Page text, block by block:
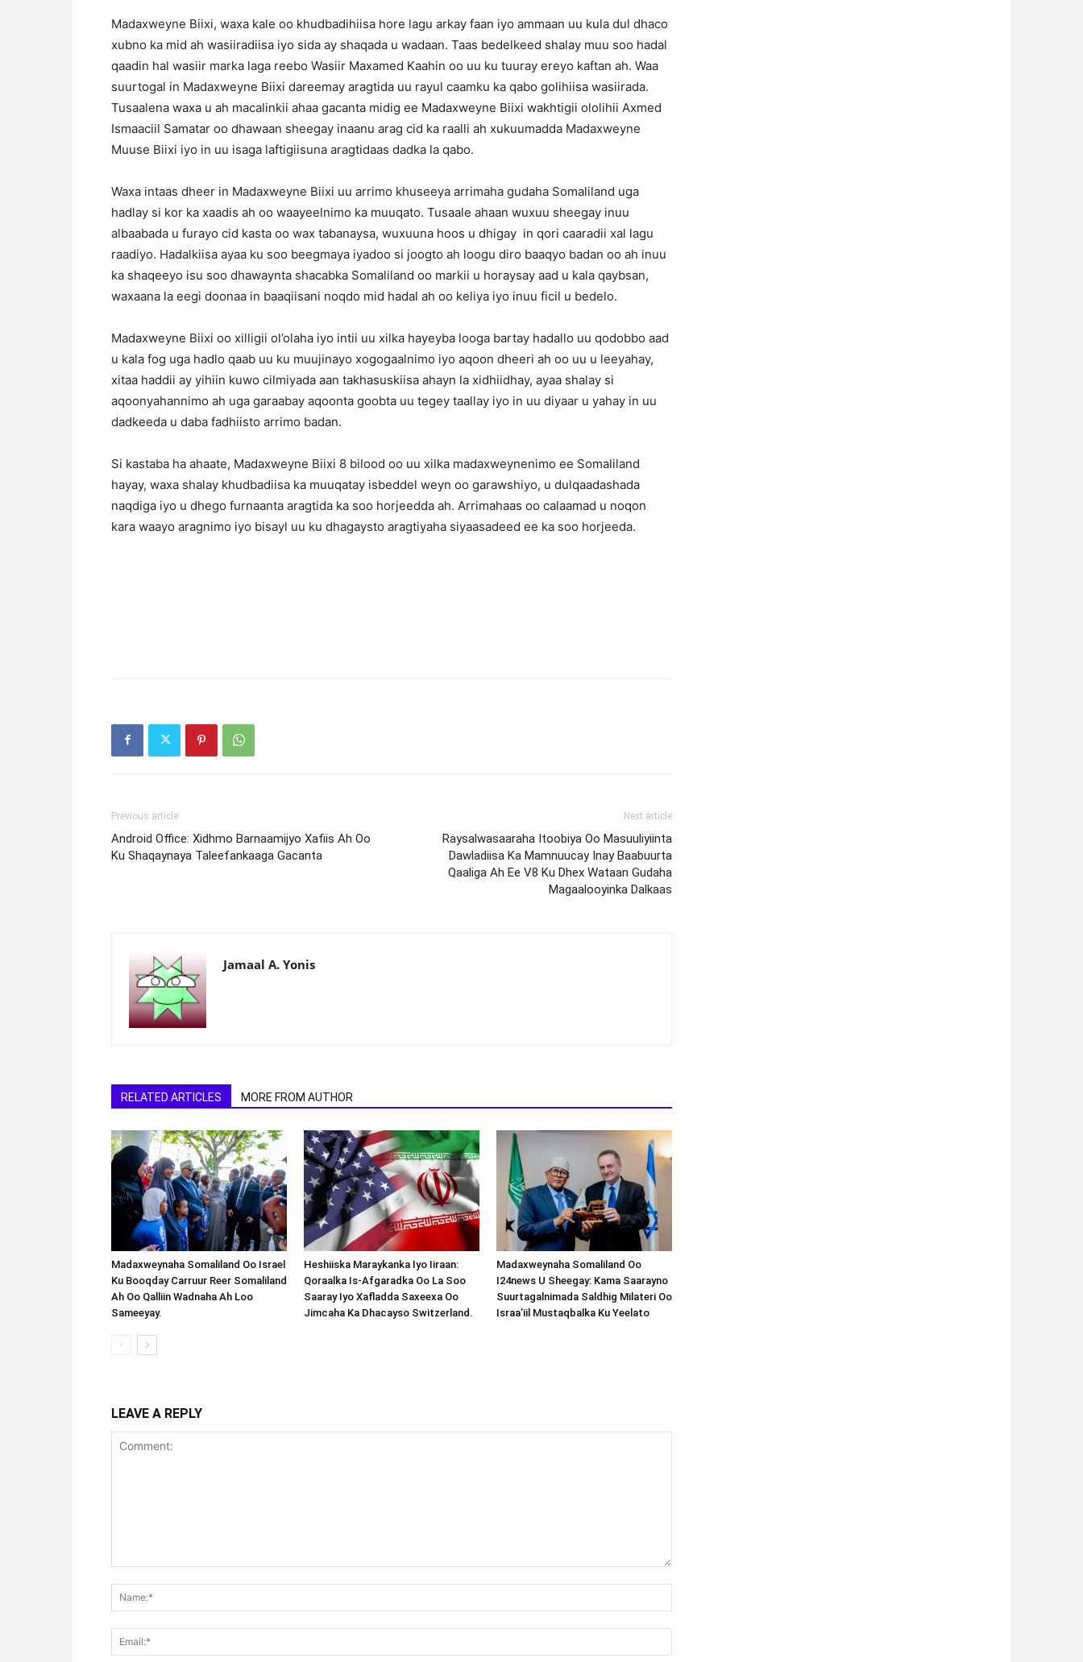
Madaxweyne Biixi, waxa kale oo khudbadihiisa hore lagu arkay faan iyo ammaan uu kula dul dhaco
xubno ka mid ah wasiiradiisa iyo sida ay shaqada u wadaan. Taas bedelkeed shalay muu soo hadal
qaadin hal wasiir marka laga reebo Wasiir Maxamed Kaahin oo uu ku tuuray ereyo kaftan ah. Waa
suurtogal in Madaxweyne Biixi dareemay aragtida uu rayul caamku ka qabo golihiisa wasiirada.
Tusaalena waxa u ah macalinkii ahaa gacanta midig ee Madaxweyne Biixi wakhtigii ololihii Axmed
Ismaaciil Samatar oo dhawaan sheegay inaanu arag cid ka raalli ah xukuumadda Madaxweyne
Muuse Biixi iyo in uu isaga laftigiisuna aragtidaas dadka la qabo.
Waxa intaas dheer in Madaxweyne Biixi uu arrimo khuseeya arrimaha gudaha Somaliland uga
hadlay si kor ka xaadis ah oo waayeelnimo ka muuqato. Tusaale ahaan wuxuu sheegay inuu
albaabada u furayo cid kasta oo wax tabanaysa, wuxuuna hoos u dhigay in qori caaradii xal lagu
raadiyo. Hadalkiisa ayaa ku soo beegmaya iyadoo si joogto ah loogu diro baaqyo badan oo ah inuu
ka shaqeeyo isu soo dhawaynta shacabka Somaliland oo markii u horaysay aad u kala qaybsan,
waxaana la eegi doonaa in baaqiisani noqdo mid hadal ah oo keliya iyo inuu ficil u bedelo.
Madaxweyne Biixi oo xilligii ol’olaha iyo intii uu xilka hayeyba looga bartay hadallo uu qodobbo aad
u kala fog uga hadlo qaab uu ku muujinayo xogogaalnimo iyo aqoon dheeri ah oo uu u leeyahay,
xitaa haddii ay yihiin kuwo cilmiyada aan takhasuskiisa ahayn la xidhiidhay, ayaa shalay si
aqoonyahannimo ah uga garaabay aqoonta goobta uu tegey taallay iyo in uu diyaar u yahay in uu
dadkeeda u daba fadhiisto arrimo badan.
Si kastaba ha ahaate, Madaxweyne Biixi 8 bilood oo uu xilka madaxweynenimo ee Somaliland
hayay, waxa shalay khudbadiisa ka muuqatay isbeddel weyn oo garawshiyo, u dulqaadashada
naqdiga iyo u dhego furnaanta aragtida ka soo horjeedda ah. Arrimahaas oo calaamad u noqon
kara waayo aragnimo iyo bisayl uu ku dhagaysto aragtiyaha siyaasadeed ee ka soo horjeeda.
Previous article
Android Office: Xidhmo Barnaamijyo Xafiis Ah Oo
Ku Shaqaynaya Taleefankaaga Gacanta
Next article
Raysalwasaaraha Itoobiya Oo Masuuliyiinta
Dawladiisa Ka Mamnuucay Inay Baabuurta
Qaaliga Ah Ee V8 Ku Dhex Wataan Gudaha
Magaalooyinka Dalkaas
Jamaal A. Yonis
RELATED ARTICLES MORE FROM AUTHOR
Madaxweynaha Somaliland Oo Israel
Ku Booqday Carruur Reer Somaliland
Ah Oo Qalliin Wadnaha Ah Loo
Sameeyay.
Heshiiska Maraykanka Iyo Iiraan:
Qoraalka Is-Afgaradka Oo La Soo
Saaray Iyo Xafladda Saxeexa Oo
Jimcaha Ka Dhacayso Switzerland.
Madaxweynaha Somaliland Oo
I24news U Sheegay: Kama Saarayno
Suurtagalnimada Saldhig Milateri Oo
Israa’iil Mustaqbalka Ku Yeelato
LEAVE A REPLY